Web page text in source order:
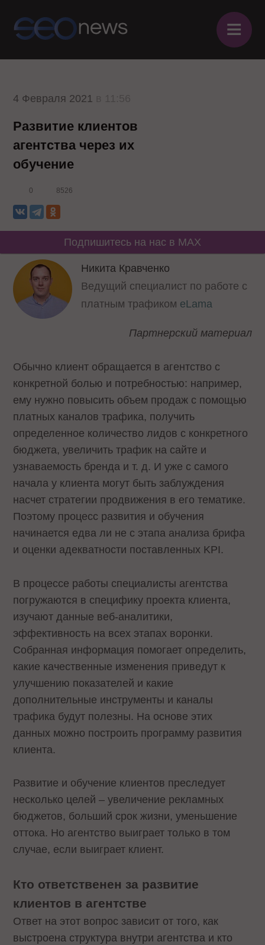
≡
4 Февраля 2021
Развитие клиентов
агентства через их
обучение
0 8526
Подпишитесь на нас в MAX
Никита Кравченко
Ведущий специалист по работе с
платным трафиком eLama
Партнерский материал
Обычно клиент обращается в агентство с
конкретной болью и потребностью: например,
ему нужно повысить объем продаж с помощью
платных каналов трафика, получить
определенное количество лидов с конкретного
бюджета, увеличить трафик на сайте и
узнаваемость бренда и т. д. И уже с самого
начала у клиента могут быть заблуждения
насчет стратегии продвижения в его тематике.
Поэтому процесс развития и обучения
начинается едва ли не с этапа анализа брифа
и оценки адекватности поставленных KPI.
В процессе работы специалисты агентства
погружаются в специфику проекта клиента,
изучают данные веб-аналитики,
эффективность на всех этапах воронки.
Собранная информация помогает определить,
какие качественные изменения приведут к
улучшению показателей и какие
дополнительные инструменты и каналы
трафика будут полезны. На основе этих
данных можно построить программу развития
клиента.
Развитие и обучение клиентов преследует
несколько целей – увеличение рекламных
бюджетов, больший срок жизни, уменьшение
оттока. Но агентство выиграет только в том
случае, если выиграет клиент.
Кто ответственен за развитие
клиентов в агентстве
Ответ на этот вопрос зависит от того, как
выстроена структура внутри агентства и кто